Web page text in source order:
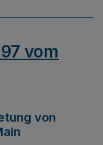
vom
von